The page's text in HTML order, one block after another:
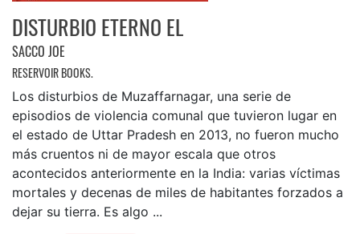
DISTURBIO ETERNO EL
SACCO JOE
RESERVOIR BOOKS.
Los disturbios de Muzaffarnagar, una serie de
episodios de violencia comunal que tuvieron lugar en
el estado de Uttar Pradesh en 2013, no fueron mucho
más cruentos ni de mayor escala que otros
acontecidos anteriormente en la India: varias víctimas
mortales y decenas de miles de habitantes forzados a
dejar su tierra. Es algo ...